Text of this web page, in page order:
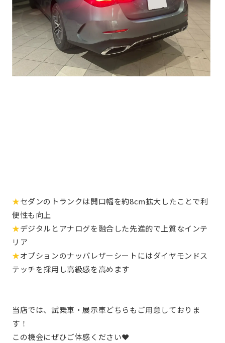
★セダンのトランクは開口幅を約8cm拡大したことで利
便性も向上
★デジタルとアナログを融合した先進的で上質なインテ
リア
★オプションのナッパレザーシートにはダイヤモンドス
テッチを採用し高級感を高めます
当店では、試乗車・展示車どちらもご用意しておりま
す！
この機会にぜひご体感ください❤